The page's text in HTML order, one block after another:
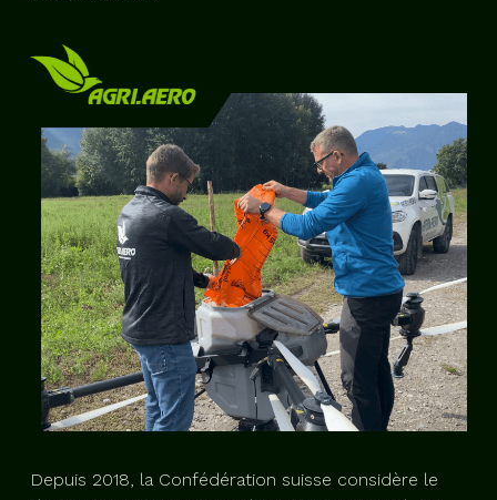
Depuis 2018, la Confédération suisse considère le